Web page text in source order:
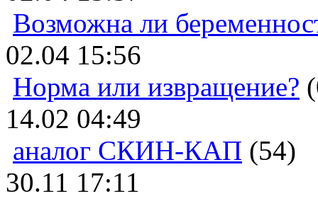
Возможна ли
02.04 15:56
Норма или извращение?
14.02 04:49
аналог СКИН-КАП (54)
30.11 17:11